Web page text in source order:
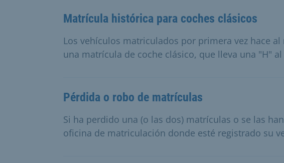
Matrícula histórica para coches clásicos
Los vehículos matriculados por primera vez hace
una matrícula de coche clásico, que lleva una "H"
Pérdida o robo de matrículas
Si ha perdido una (o las dos) matrículas o se las
oficina de matriculación donde esté registrado su